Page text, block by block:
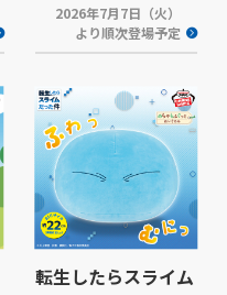
2026年7月7日（火）
より順次登場予定
転生したらスライム